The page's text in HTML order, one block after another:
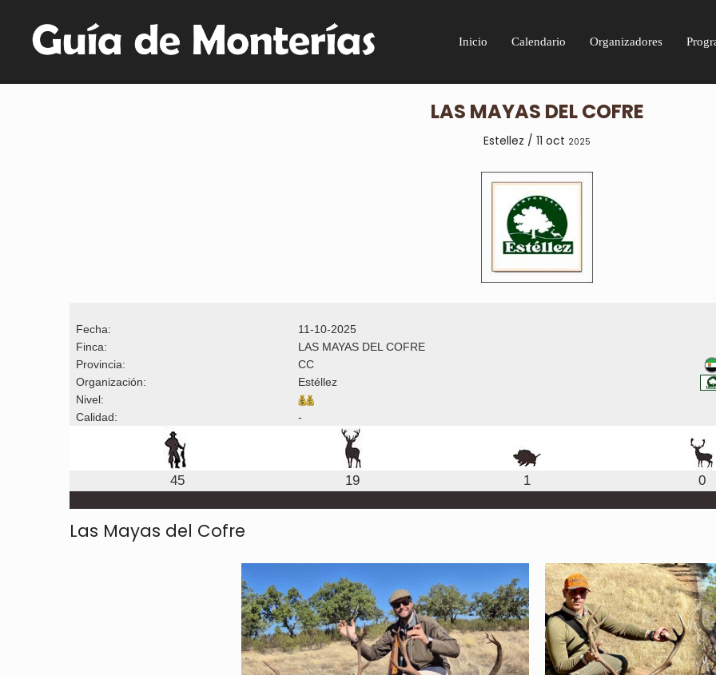
Inicio Calendario Organizadores
LAS MAYAS DEL COFRE
Estellez / 11 oct 2025
Fecha:
11-10-2025
Finca:
LAS MAYAS DEL COFRE
Provincia:
CC
Organización:
Estéllez
Nivel:
Calidad:
-
45 19 1 0
Las Mayas del Cofre